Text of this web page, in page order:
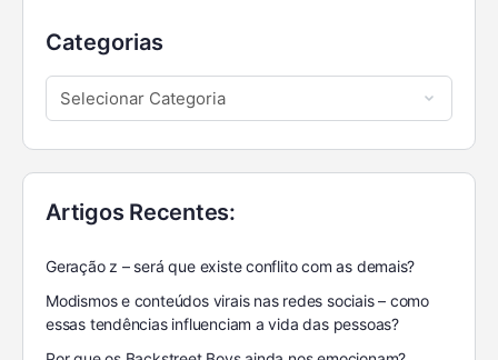
Categorias
Artigos Recentes:
Geração z – será que existe conflito com as demais?
Modismos e conteúdos virais nas redes sociais – como
essas tendências influenciam a vida das pessoas?